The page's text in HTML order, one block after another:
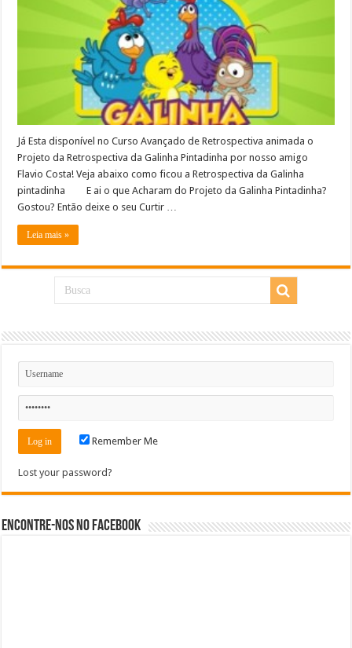
Já Esta disponível no Curso Avançado de Retrospectiva animada o
Projeto da Retrospectiva da Galinha Pintadinha por nosso amigo
Flavio Costa! Veja abaixo como ficou a Retrospectiva da Galinha
pintadinha E ai o que Acharam do Projeto da Galinha Pintadinha?
Gostou? Então deixe o seu Curtir …
Leia mais »
Remember Me
Lost your password?
Encontre-nos no Facebook